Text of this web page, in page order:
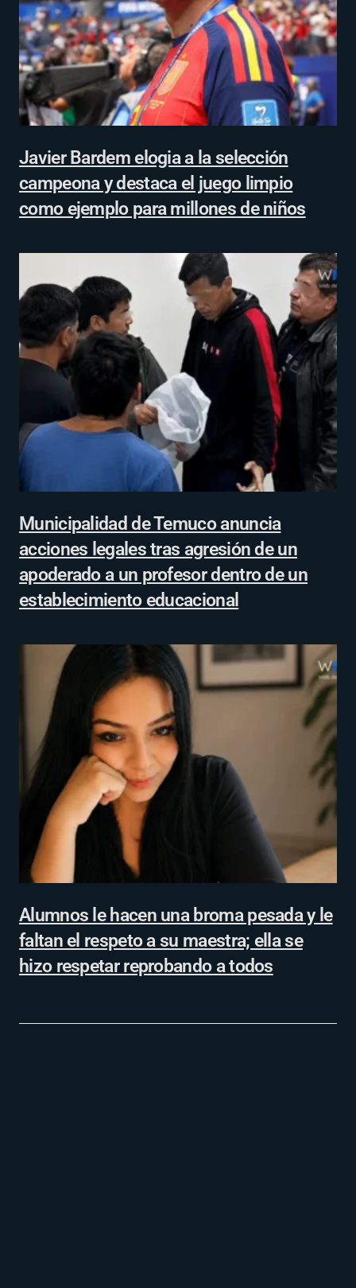
Javier Bardem elogia a la selección
campeona y destaca el juego limpio
como ejemplo para millones de niños
Municipalidad de Temuco anuncia
acciones legales tras agresión de un
apoderado a un profesor dentro de un
establecimiento educacional
Alumnos le hacen una broma pesada y le
faltan el respeto a su maestra; ella se
hizo respetar reprobando a todos